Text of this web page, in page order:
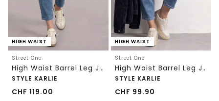
HIGH WAIST
Street One
High Waist Barrel Leg Jeans im Loose Fit
STYLE KARLIE
CHF 119.00
HIGH WAIST
Street One
High Waist Barrel Leg Jeans im Loose Fit
STYLE KARLIE
CHF 99.90